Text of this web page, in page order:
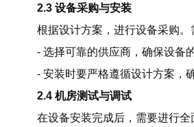
2.3 设备采购与安装
根据设计方案，进行设备采购。
- 选择可靠的供应商，确保设备
- 安装时要严格遵循设计方案，
2.4 机房测试与调试
在设备安装完成后，需要进行全